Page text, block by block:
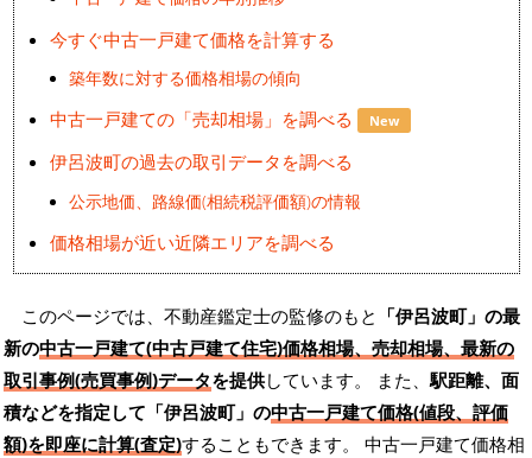
今すぐ中古一戸建て価格を計算する
築年数に対する価格相場の傾向
中古一戸建ての「売却相場」を調べる New
伊呂波町の過去の取引データを調べる
公示地価、路線価(相続税評価額)の情報
価格相場が近い近隣エリアを調べる
このページでは、不動産鑑定士の監修のもと 「伊呂波町」の最
新の中古一戸建て(中古戸建て住宅)価格相場、売却相場、最新の
取引事例(売買事例)データを提供しています。 また、駅距離、面
積などを指定して「伊呂波町」の中古一戸建て価格(値段、評価
額)を即座に計算(査定)することもできます。 中古一戸建て価格相